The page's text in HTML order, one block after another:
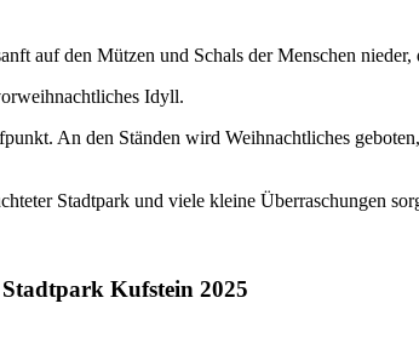
auf den Mützen und Schals der Menschen
Idyll.
An den Ständen wird Weihnachtliches
Stadtpark und viele kleine Überraschungen
Kufstein 2025